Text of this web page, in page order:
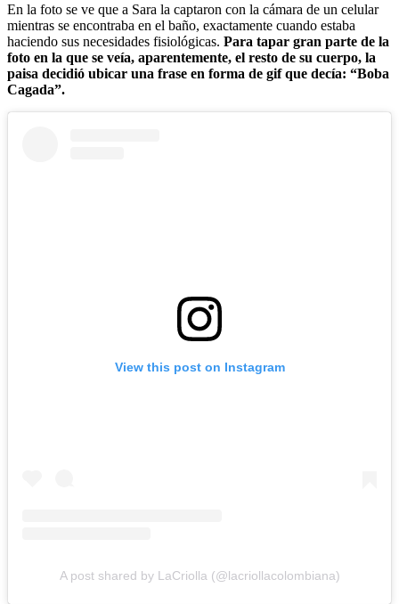
En la foto se ve que a Sara la captaron con la cámara de un celular
mientras se encontraba en el baño, exactamente cuando estaba
haciendo sus necesidades fisiológicas. Para tapar gran parte de la
foto en la que se veía, aparentemente, el resto de su cuerpo, la
paisa decidió ubicar una frase en forma de gif que decía: “Boba
Cagada”.
View this post on Instagram
A post shared by LaCriolla (@lacriollacolombiana)